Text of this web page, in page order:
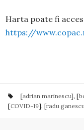
Harta poate fi
https://
[adrian marinescu], [
[COVID-19], [radu ganescu